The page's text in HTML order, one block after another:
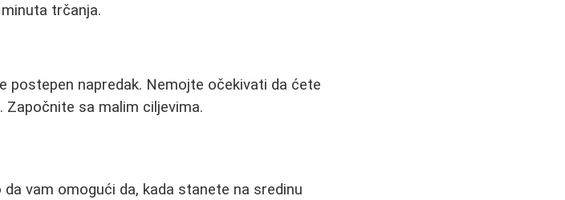
trčanja.
postepen napredak. Nemojte očekivati da ćete
sa malim ciljevima.
vam omogući da, kada stanete na sredinu